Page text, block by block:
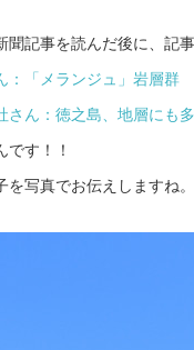
聞記事を読んだ後に、記
：「メランジュ」岩層群
さん：徳之島、地層にも
です！！
写真でお伝えしますね。